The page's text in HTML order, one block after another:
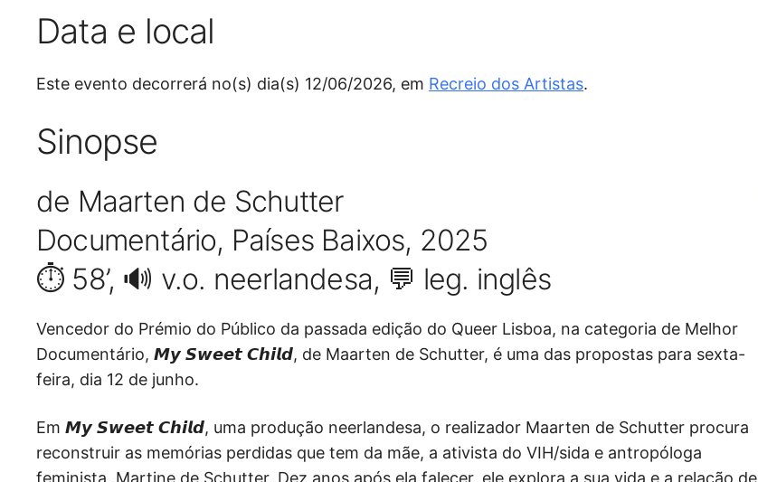
Data e local
Este evento decorrerá no(s) dia(s) 12/06/2026, em Recreio dos Artistas.
Sinopse
de Maarten de Schutter
Documentário, Países Baixos, 2025
⏱️ 58’, 🔊 v.o. neerlandesa, 💬 leg. inglês
Vencedor do Prémio do Público da passada edição do Queer Lisboa, na categoria de Melhor
Documentário, 𝙈𝙮 𝙎𝙬𝙚𝙚𝙩 𝘾𝙝𝙞𝙡𝙙, de Maarten de Schutter, é uma das propostas para sexta-
feira, dia 12 de junho.
Em 𝙈𝙮 𝙎𝙬𝙚𝙚𝙩 𝘾𝙝𝙞𝙡𝙙, uma produção neerlandesa, o realizador Maarten de Schutter procura
reconstruir as memórias perdidas que tem da mãe, a ativista do VIH/sida e antropóloga
feminista, Martine de Schutter. Dez anos após ela falecer, ele explora a sua vida e a relação de